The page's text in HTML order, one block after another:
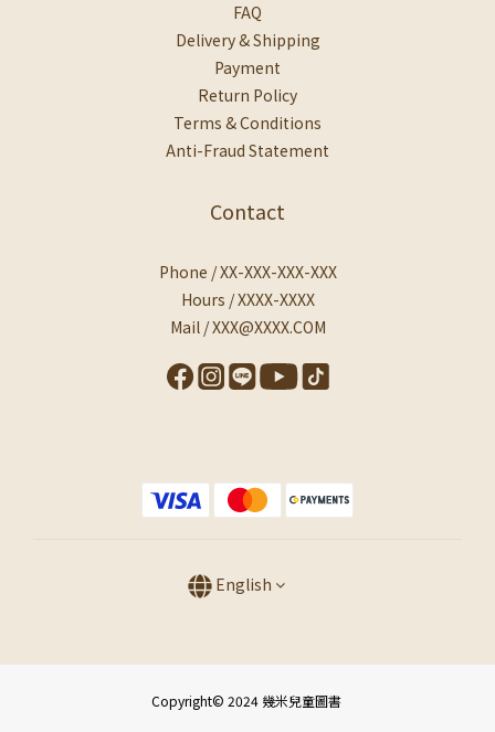
FAQ
Delivery & Shipping
Payment
Return Policy
Terms & Conditions
Anti-Fraud Statement
Contact
Phone / XX-XXX-XXX-XXX
Hours / XXXX-XXXX
Mail / XXX@XXXX.COM
English
Copyright© 2024 幾米兒童圖書